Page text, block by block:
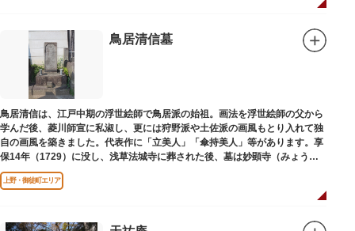
鳥居清信墓
鳥居清信は、江戸中期の浮世絵師で鳥居派の始祖。画法を浮世絵師の父から
学んだ後、菱川師宣に私淑し、更には狩野派や土佐派の画風もとり入れて独
自の画風を築きました。代表作に「立美人」「傘持美人」等があります。享
保14年（1729）に没し、浅草法城寺に葬された後、墓は妙顕寺（みょうけ
んじ）に移されました。
上野・御徒町エリア